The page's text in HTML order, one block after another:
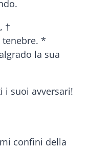
†
*
la sua
i suoi avversari!
confini della